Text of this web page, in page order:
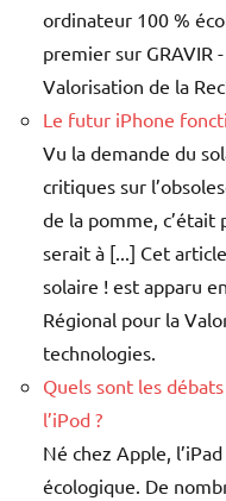
ordinateur 100 %
premier sur GRAVIR
Valorisation de la
Le futur iPhone
Vu la demande du
critiques sur
de la pomme, c’était
serait à [...] Cet
solaire ! est apparu
Régional pour la
technologies.
Quels sont les
l’iPod ?
Né chez Apple,
écologique. De